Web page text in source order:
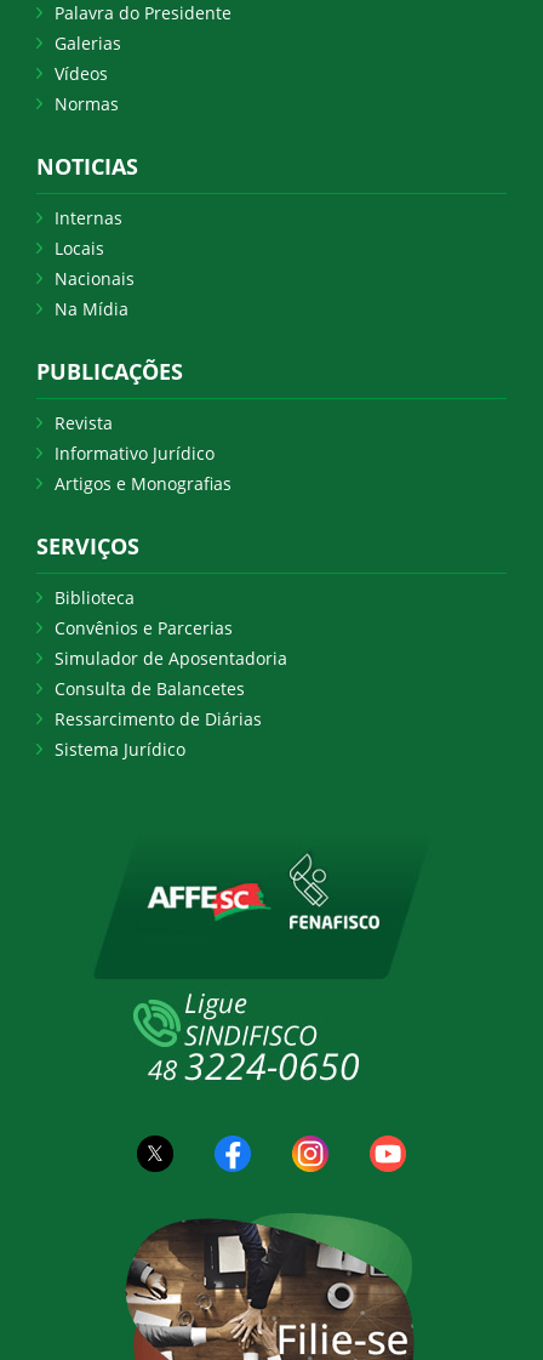
Palavra do Presidente
Galerias
Vídeos
Normas
NOTICIAS
Internas
Locais
Nacionais
Na Mídia
PUBLICAÇÕES
Revista
Informativo Jurídico
Artigos e Monografias
SERVIÇOS
Biblioteca
Convênios e Parcerias
Simulador de Aposentadoria
Consulta de Balancetes
Ressarcimento de Diárias
Sistema Jurídico